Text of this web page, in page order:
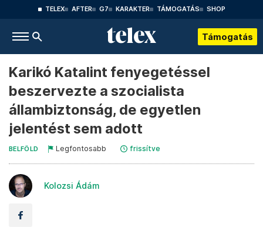
TELEX AFTER G7 KARAKTER TÁMOGATÁS SHOP
Támogatás
Karikó Katalint fenyegetéssel
beszervezte a szocialista
állambiztonság, de egyetlen
jelentést sem adott
BELFÖLD Legfontosabb frissítve
Kolozsi Ádám